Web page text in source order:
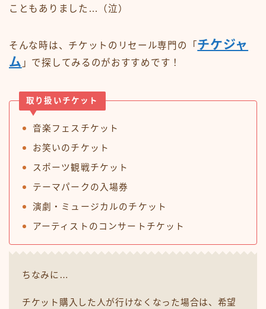
こともありました…（泣）
そんな時は、チケットのリセール専門の「 チケジャ
ム 」で探してみるのがおすすめです！
取り扱いチケット
音楽フェスチケット
お笑いのチケット
スポーツ観戦チケット
テーマパークの入場券
演劇・ミュージカルのチケット
アーティストのコンサートチケット
ちなみに…
チケット購入した人が行けなくなった場合は、希望